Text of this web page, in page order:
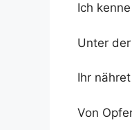
Ich
Unter
Ihr
Von